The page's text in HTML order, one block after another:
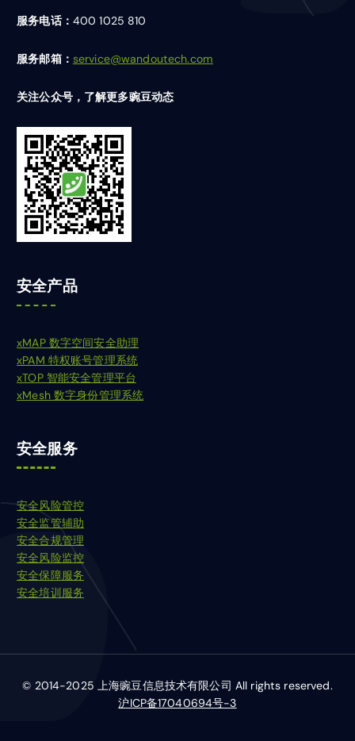
服务电话： 400 1025 810
服务邮箱： service@wandoutech.com
关注公众号，了解更多豌豆动态
安全产品
xMAP 数字空间安全助理
xPAM 特权账号管理系统
xTOP 智能安全管理平台
xMesh 数字身份管理系统
安全服务
安全风险管控
安全监管辅助
安全合规管理
安全风险监控
安全保障服务
安全培训服务
© 2014-2025 上海豌豆信息技术有限公司 All rights reserved.
沪ICP备17040694号-3